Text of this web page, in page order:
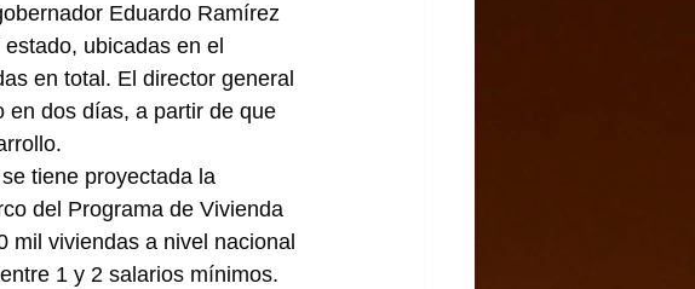
Eduardo Ramírez
ubicadas en el
en total. El director general
en dos días, a partir de que
tiene proyectada la
del Programa de Vivienda
mil viviendas a nivel nacional
1 y 2 salarios mínimos.